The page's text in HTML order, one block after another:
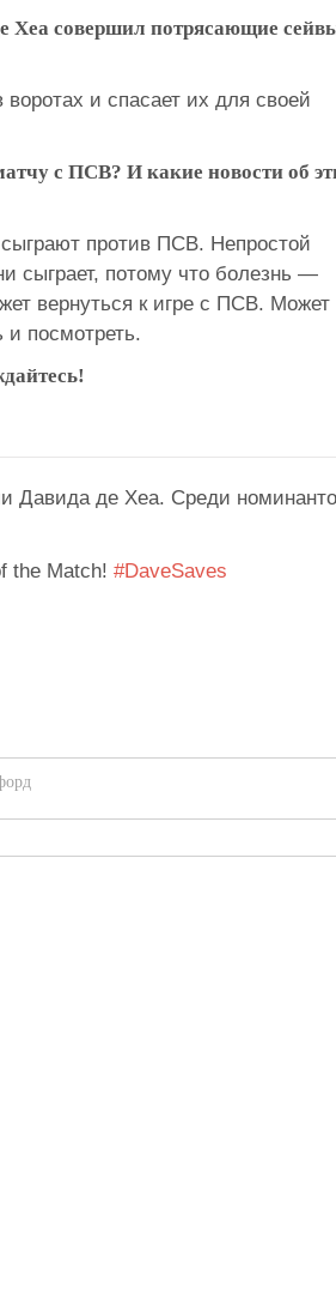
Хеа совершил потрясающие
и спасает их для своей
с ПСВ? И какие новости об
против ПСВ. Непростой
сыграет, потому что болезнь —
вернуться к игре с ПСВ. Может
посмотреть.
Давида де Хеа. Среди
the Match! #DaveSaves